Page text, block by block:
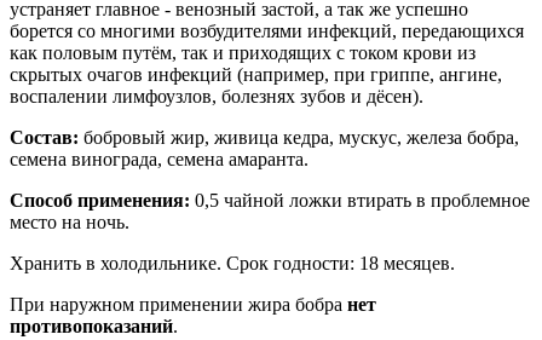
устраняет главное - венозный застой, а так же успешно
борется со многими возбудителями инфекций, передающихся
как половым путём, так и приходящих с током крови из
скрытых очагов инфекций (например, при гриппе, ангине,
воспалении лимфоузлов, болезнях зубов и дёсен).
Состав: бобровый жир, живица кедра, мускус, железа бобра,
семена винограда, семена амаранта.
Способ применения: 0,5 чайной ложки втирать в проблемное
место на ночь.
Хранить в холодильнике. Срок годности: 18 месяцев.
При наружном применении жира бобра нет
противопоказаний.